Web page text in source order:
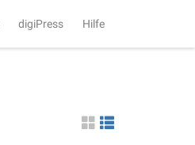
digiPress Hilfe